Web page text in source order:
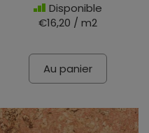
Disponible
€16,20 / m2
Au panier